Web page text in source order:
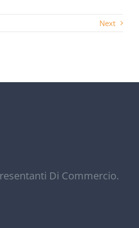
Next
Di Commercio.